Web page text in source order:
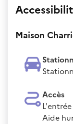
Maison
Accès
Aide